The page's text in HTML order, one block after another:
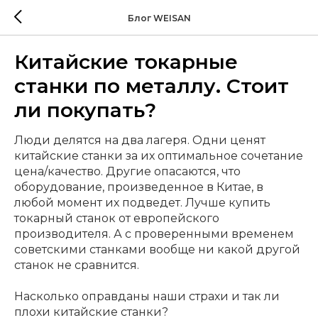
Блог WEISAN
Китайские токарные
станки по металлу. Стоит
ли покупать?
Люди делятся на два лагеря. Одни ценят
китайские станки за их оптимальное сочетание
цена/качество. Другие опасаются, что
оборудование, произведенное в Китае, в
любой момент их подведет. Лучше купить
токарный станок от европейского
производителя. А с проверенными временем
советскими станками вообще ни какой другой
станок не сравнится.
Насколько оправданы наши страхи и так ли
плохи китайские станки?